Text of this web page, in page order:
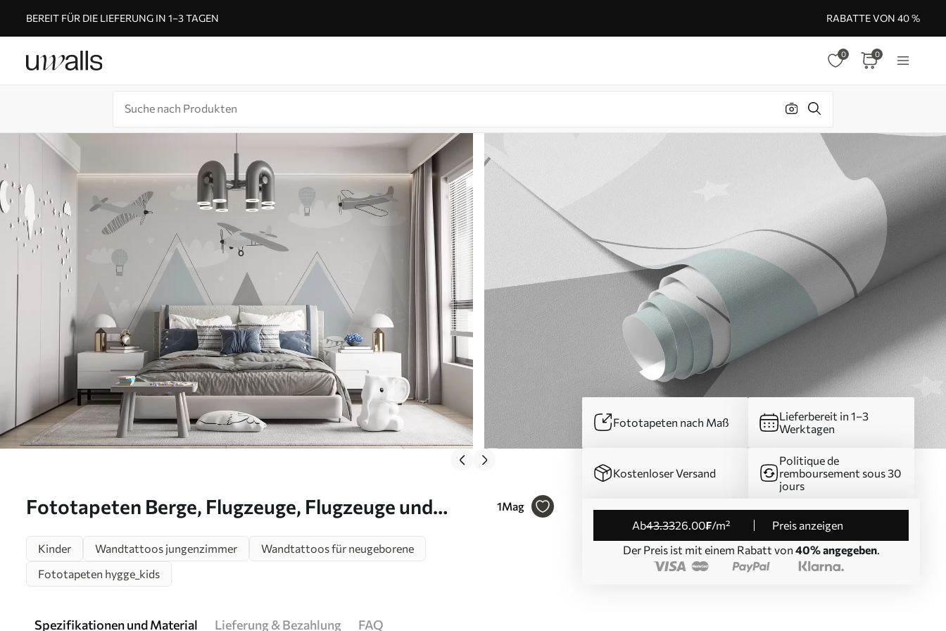
BEREIT FÜR DIE LIEFERUNG IN 1–3 TAGEN RABATTE VON 40 %
0 0
Fototapeten Berge, Flugzeuge, Flugzeuge und
1Mag
Fototapeten nach Maß
Lieferbereit in 1–3
Werktagen
Kostenloser Versand
Politique de
remboursement sous 30
jours
ab43.3326.00₣/m²
Preis anzeigen
Der Preis ist mit einem Rabatt von 40% angegeben.
Kinder Wandtattoos jungenzimmer
Wandtattoos für neugeborene
Fototapeten hygge_kids
Spezifikationen und Material Lieferung & Bezahlung FAQ